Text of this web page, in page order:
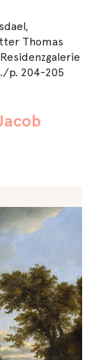
Thomas
p. 204-205